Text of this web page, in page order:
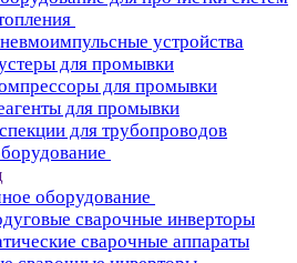
устройства
для промывки
для промывки
для промывки
для трубопроводов
оборудование
сварочные инверторы
сварочные аппараты